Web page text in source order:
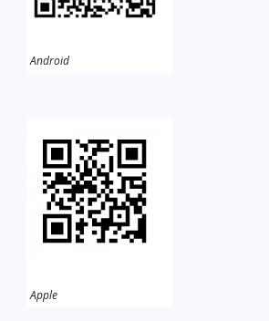
Android
Apple